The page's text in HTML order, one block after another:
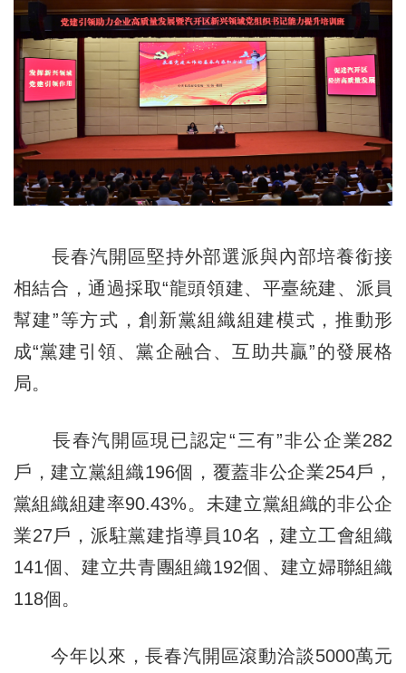
長春汽開區堅持外部選派與內部培養銜接
相結合，通過採取“龍頭領建、平臺統建、派員
幫建”等方式，創新黨組織組建模式，推動形
成“黨建引領、黨企融合、互助共贏”的發展格
局。
長春汽開區現已認定“三有”非公企業282
戶，建立黨組織196個，覆蓋非公企業254戶，
黨組織組建率90.43%。未建立黨組織的非公企
業27戶，派駐黨建指導員10名，建立工會組織
141個、建立共青團組織192個、建立婦聯組織
118個。
今年以來，長春汽開區滾動洽談5000萬元